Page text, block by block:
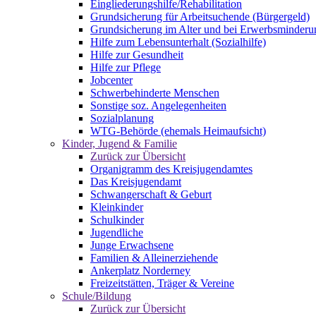
Eingliederungshilfe/Rehabilitation
Grundsicherung für Arbeitsuchende (Bürgergeld)
Grundsicherung im Alter und bei
Hilfe zum Lebensunterhalt (Sozialhilfe)
Hilfe zur Gesundheit
Hilfe zur Pflege
Jobcenter
Schwerbehinderte Menschen
Sonstige soz. Angelegenheiten
Sozialplanung
WTG-Behörde (ehemals Heimaufsicht)
Kinder, Jugend & Familie
Zurück zur Übersicht
Organigramm des Kreisjugendamtes
Das Kreisjugendamt
Schwangerschaft & Geburt
Kleinkinder
Schulkinder
Jugendliche
Junge Erwachsene
Familien & Alleinerziehende
Ankerplatz Norderney
Freizeitstätten, Träger & Vereine
Schule/Bildung
Zurück zur Übersicht